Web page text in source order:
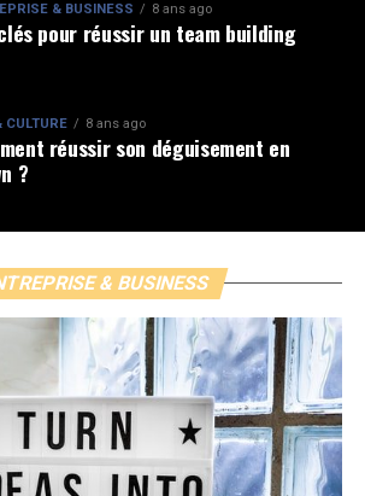
& BUSINESS 8 ans ago
pour réussir un team building
CULTURE 8 ans ago
réussir son déguisement en
?
& BUSINESS